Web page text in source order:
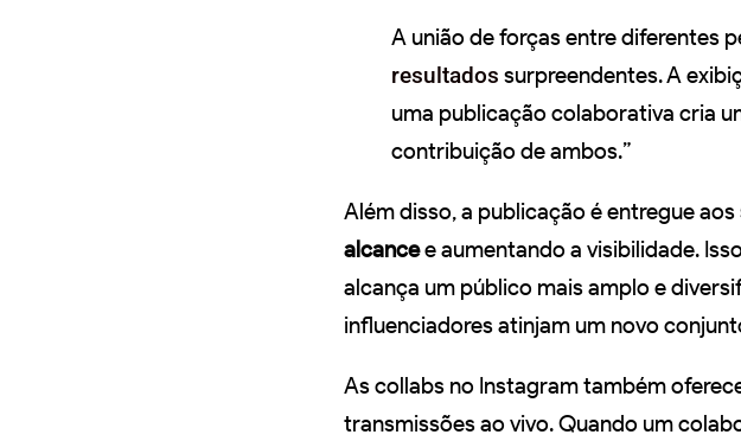
A união de forças entre diferentes
resultados surpreendentes. A
uma publicação colaborativa cria
contribuição de ambos.”
Além disso, a publicação é entregue aos
alcancee aumentando a visibilidade.
alcança um público mais amplo e
influenciadores atinjam um novo
As collabs no Instagram também
transmissões ao vivo. Quando um